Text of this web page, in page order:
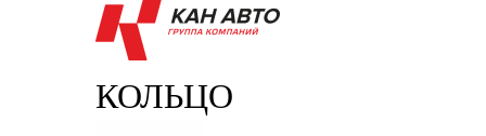
КОЛЬЦО